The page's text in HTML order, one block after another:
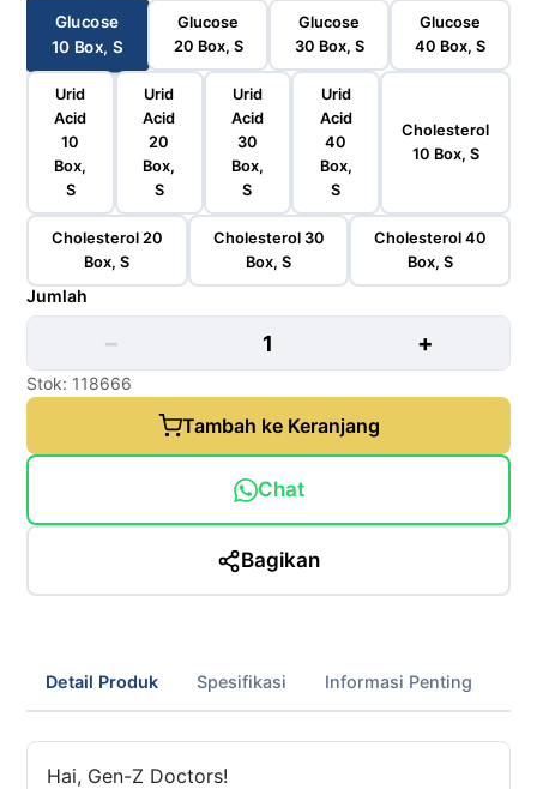
Glucose
10 Box, S
Glucose
20 Box, S
Glucose
30 Box, S
Glucose
40 Box, S
Urid
Acid
10
Box,
S
Urid
Acid
20
Box,
S
Urid
Acid
30
Box,
S
Urid
Acid
40
Box,
S
Cholesterol
10 Box, S
Cholesterol 20
Box, S
Cholesterol 30
Box, S
Cholesterol 40
Box, S
Jumlah
− +
Stok: 118666
Tambah ke Keranjang
Chat
Bagikan
Detail Produk Spesifikasi Informasi Penting
Hai, Gen-Z Doctors!